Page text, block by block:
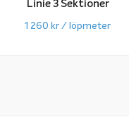
Linie 3 Sektioner
1 260 kr / löpmeter